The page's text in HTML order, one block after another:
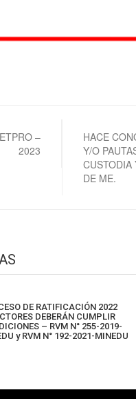
–
2023
HACE
Y/O
CUSTODIA
DE ME.
DE RATIFICACIÓN 2022
DEBERÁN CUMPLIR
– RVM N° 255-2019-
y RVM N° 192-2021-MINEDU